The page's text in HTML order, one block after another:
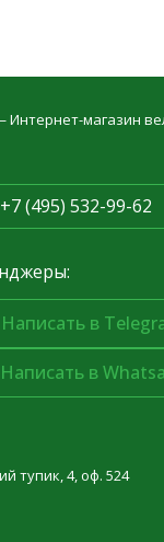
Интернет-магазин
+7 (495) 532-99-62
Написать в
Написать в
тупик, 4, оф. 524